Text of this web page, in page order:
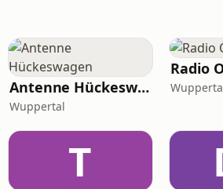
Antenne Hückeswagen
Wuppertal
Radio
T